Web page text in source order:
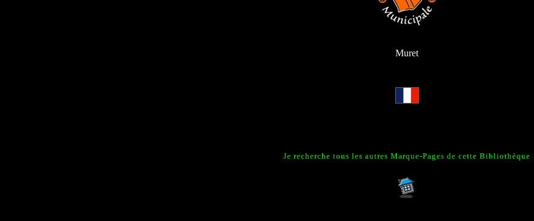
Muret
Je recherche tous les autres Marque-Pages de cette Bibliothèque